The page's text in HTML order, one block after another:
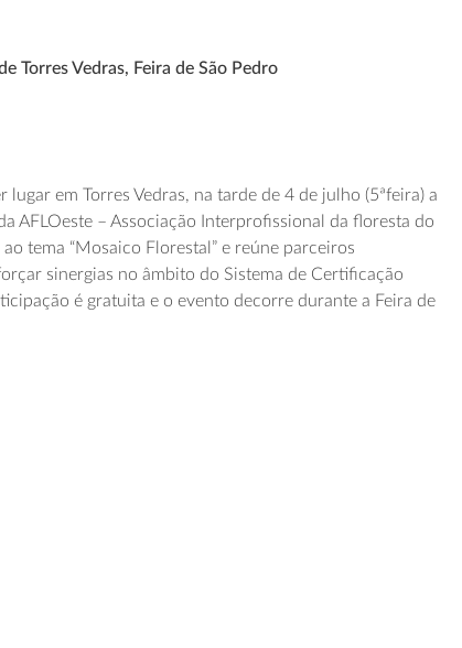
Torres Vedras, Feira de São Pedro
em Torres Vedras, na tarde de 4 de julho (5ªfeira) a
AFLOeste – Associação Interprofissional da floresta do
tema “Mosaico Florestal” e reúne parceiros
sinergias no âmbito do Sistema de Certificação
é gratuita e o evento decorre durante a Feira de